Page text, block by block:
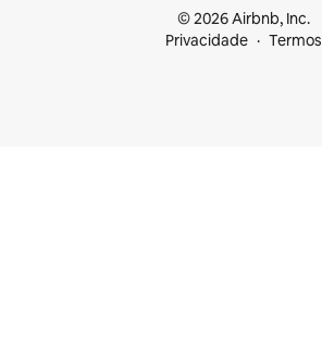
© 2026 Airbnb, Inc.
Privacidade
Termos